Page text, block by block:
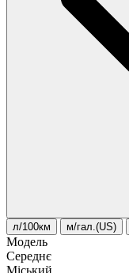
л/100км м/гал.(US)
Модель
Середнє
Міський